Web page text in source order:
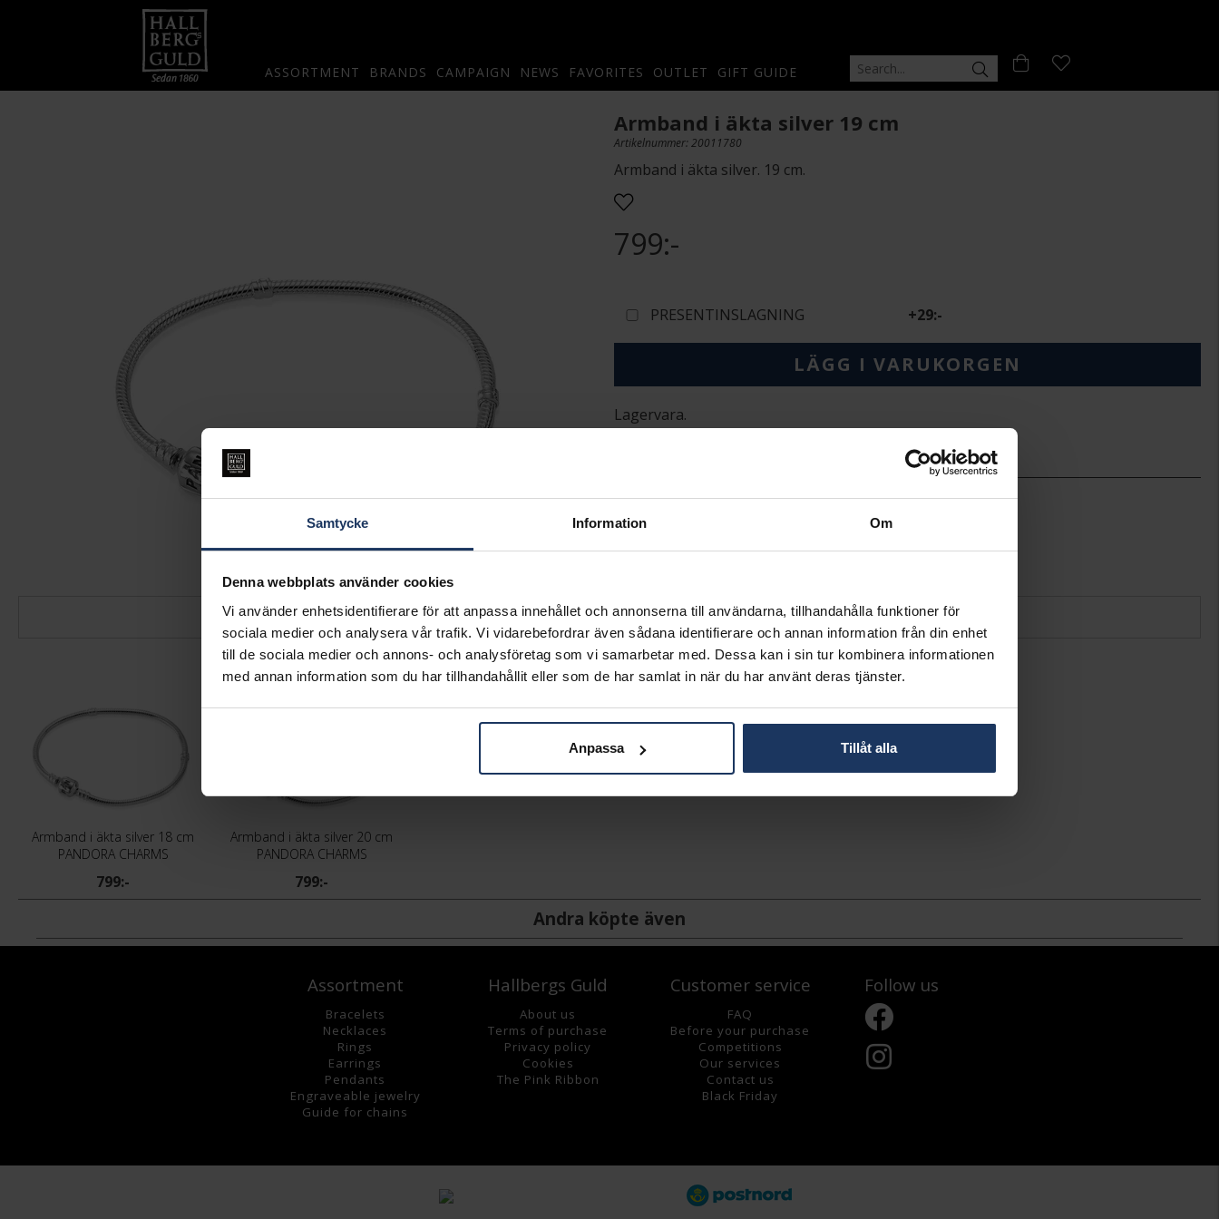
Samtycke Information Om
Denna webbplats använder cookies
Vi använder enhetsidentifierare för att anpassa innehållet och annonserna till användarna, tillhandahålla funktioner för
sociala medier och analysera vår trafik. Vi vidarebefordrar även sådana identifierare och annan information från din enhet
till de sociala medier och annons- och analysföretag som vi samarbetar med. Dessa kan i sin tur kombinera informationen
med annan information som du har tillhandahållit eller som de har samlat in när du har använt deras tjänster.
Anpassa Tillåt alla
ASSORTMENT BRANDS CAMPAIGN NEWS FAVORITES OUTLET GIFT GUIDE
Armband i äkta silver 19 cm
Artikelnummer: 20011780
Armband i äkta silver. 19 cm.
799:-
PRESENTINSLAGNING +29:-
LÄGG I VARUKORGEN
Lagervara.
Leveranstid 3-7 arbetsdagar.
MODELL
590702HV-1
MATERIAL
Silver
Matchande produkter och andra varianter
Armband i äkta silver 18 cm
PANDORA CHARMS
799:-
Armband i äkta silver 20 cm
PANDORA CHARMS
799:-
Andra köpte även
Assortment
Bracelets
Necklaces
Rings
Earrings
Pendants
Engraveable jewelry
Guide for chains
Hallbergs Guld
About us
Terms of purchase
Privacy policy
Cookies
The Pink Ribbon
Customer service
FAQ
Before your purchase
Competitions
Our services
Contact us
Black Friday
Follow us